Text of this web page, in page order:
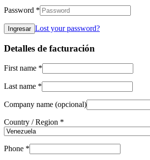
Password *
Lost your password?
Detalles de facturación
First name *
Last name *
Company name (opcional)
Country / Region *
Phone *